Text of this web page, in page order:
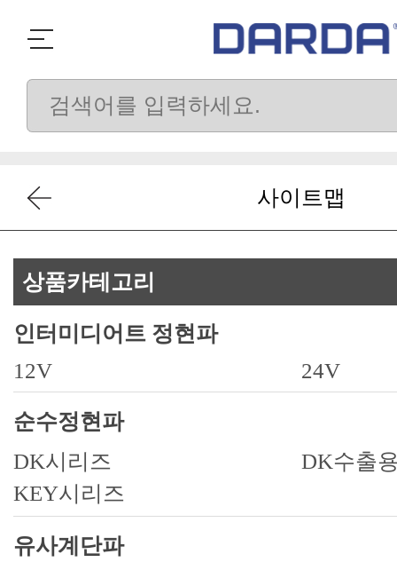
사이트맵
상품카테고리
인터미디어트 정현파
12V
24V
순수정현파
DK시리즈
DK수출
KEY시리즈
유사계단파